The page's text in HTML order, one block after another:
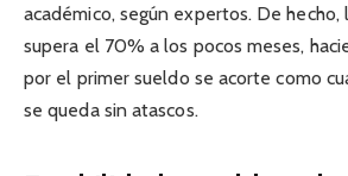
académico, según expertos. De
supera el 70% a los pocos meses,
por el primer sueldo se acorte como
se queda sin atascos.